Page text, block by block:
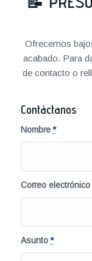
Ofrecemos
acabado. Para
de contacto o
Contáctanos
Nombre*
Correo electrónico
Asunto*